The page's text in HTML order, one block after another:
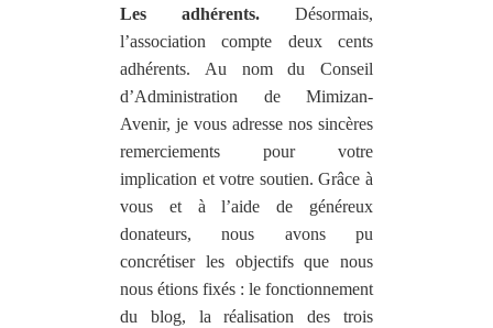
Les adhérents.
Désormais,
l’association compte deux cents
adhérents. Au nom du Conseil
d’Administration de Mimizan-
Avenir, je vous adresse nos sincères
remerciements pour votre
implication et votre soutien. Grâce à
vous et à l’aide de généreux
donateurs, nous avons pu
concrétiser les objectifs que nous
nous étions fixés : le fonctionnement
du blog, la réalisation des trois